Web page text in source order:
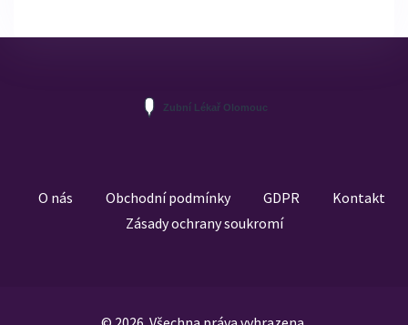
O nás Obchodní podmínky GDPR
Kontakt
Zásady ochrany soukromí